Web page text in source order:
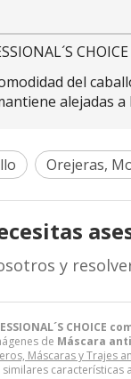
CHOICE
de Máscara
Máscaras y Trajes
características a
del
alejadas a
Orejeras,
y